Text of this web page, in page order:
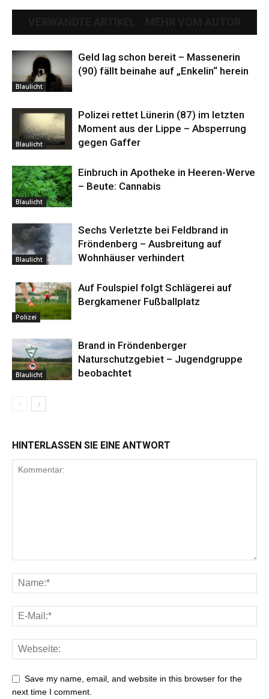
Blaulicht
Geld lag schon bereit – Massenerin
(90) fällt beinahe auf „Enkelin“ herein
Blaulicht
Polizei rettet Lünerin (87) im letzten
Moment aus der Lippe – Absperrung
gegen Gaffer
Blaulicht
Einbruch in Apotheke in Heeren-Werve
– Beute: Cannabis
Blaulicht
Sechs Verletzte bei Feldbrand in
Fröndenberg – Ausbreitung auf
Wohnhäuser verhindert
Polizei
Auf Foulspiel folgt Schlägerei auf
Bergkamener Fußballplatz
Blaulicht
Brand in Fröndenberger
Naturschutzgebiet – Jugendgruppe
beobachtet
HINTERLASSEN SIE EINE ANTWORT
Save my name, email, and website in this browser for the
next time I comment.